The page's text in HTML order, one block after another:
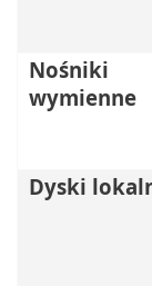
Nośniki
wymienne
Dyski